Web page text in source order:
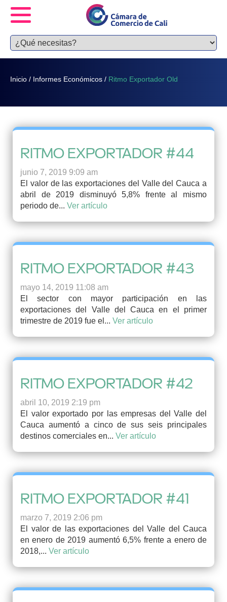
Inicio / Informes Económicos / Ritmo Exportador Old
RITMO EXPORTADOR #44
junio 7, 2019 9:09 am
El valor de las exportaciones del Valle del Cauca a
abril de 2019 disminuyó 5,8% frente al mismo
periodo de... Ver artículo
RITMO EXPORTADOR #43
mayo 14, 2019 11:08 am
El sector con mayor participación en las
exportaciones del Valle del Cauca en el primer
trimestre de 2019 fue el... Ver artículo
RITMO EXPORTADOR #42
abril 10, 2019 2:19 pm
El valor exportado por las empresas del Valle del
Cauca aumentó a cinco de sus seis principales
destinos comerciales en... Ver artículo
RITMO EXPORTADOR #41
marzo 7, 2019 2:06 pm
El valor de las exportaciones del Valle del Cauca
en enero de 2019 aumentó 6,5% frente a enero de
2018,... Ver artículo